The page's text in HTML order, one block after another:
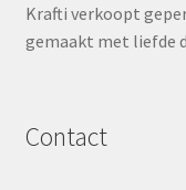
Krafti verkoopt
gemaakt met liefde
Contact